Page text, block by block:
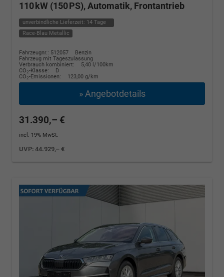
110 kW (150 PS), Automatik, Frontantrieb
unverbindliche Lieferzeit: 14 Tage
Race-Blau Metallic
Fahrzeugnr.: 512057
Benzin
Fahrzeug mit Tageszulassung
Verbrauch kombiniert:
5,40 l/100km
CO2-Klasse:
D
CO2-Emissionen: 123,00 g/km
» Angebotdetails
31.390,– €
incl. 19% MwSt.
UVP:44.929,– €